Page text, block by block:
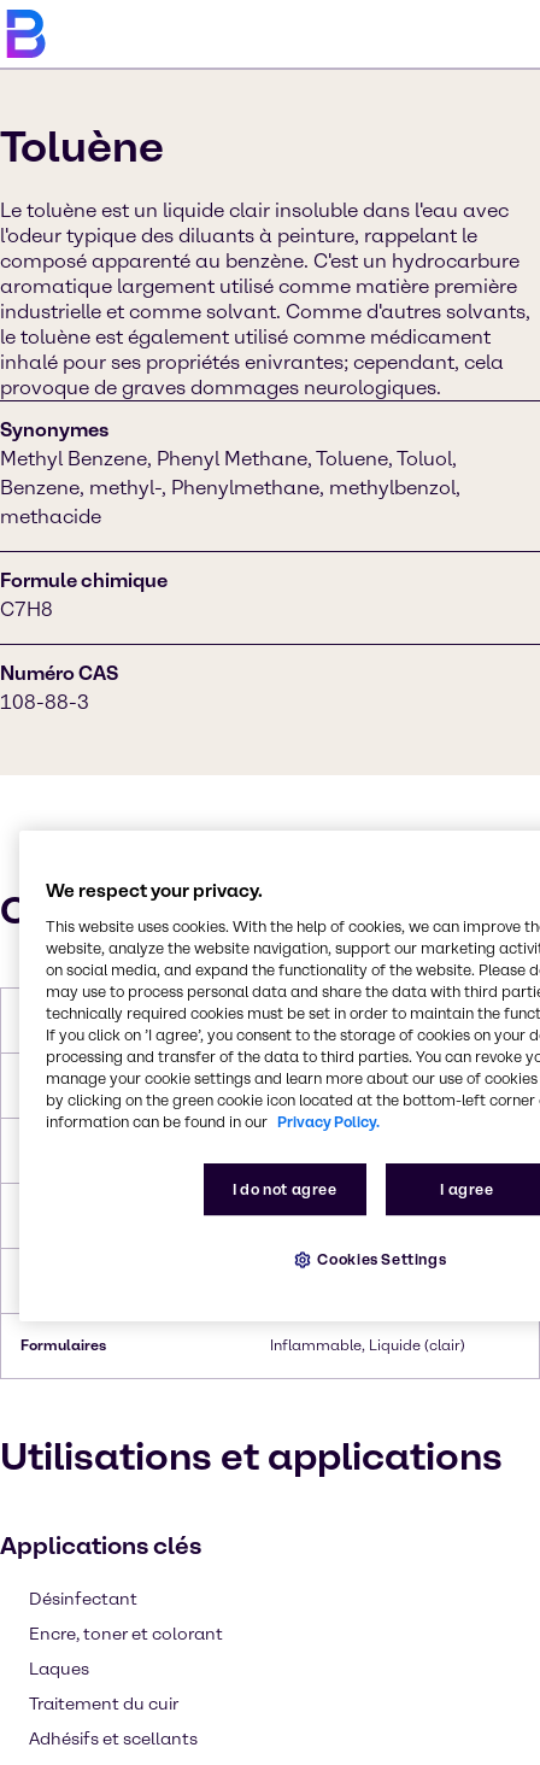
Toluène
Le toluène est un liquide clair insoluble dans l'eau avec
l'odeur typique des diluants à peinture, rappelant le
composé apparenté au benzène. C'est un hydrocarbure
aromatique largement utilisé comme matière première
industrielle et comme solvant. Comme d'autres solvants,
le toluène est également utilisé comme médicament
inhalé pour ses propriétés enivrantes; cependant, cela
provoque de graves dommages neurologiques.
Synonymes
Methyl Benzene, Phenyl Methane, Toluene, Toluol,
Benzene, methyl-, Phenylmethane, methylbenzol,
methacide
Formule chimique
C7H8
Numéro CAS
108-88-3
Caractéristiques
Poids molaire 92.14 g/mol
Point de fusion -95.0°C
3.9°C
Formulaires Inflammable, Liquide (clair)
Utilisations et applications
Applications clés
Désinfectant
Encre, toner et colorant
Laques
Traitement du cuir
Adhésifs et scellants
We respect your privacy.
This website uses cookies. With the help of cookies, we can improve
website, analyze the website navigation, support our marketing
on social media, and expand the functionality of the website. Please
may use to process personal data and share the data with third
technically required cookies must be set in order to maintain the
If you click on ’I agree’, you consent to the storage of cookies on your
processing and transfer of the data to third parties. You can revoke
manage your cookie settings and learn more about our use of cookies
by clicking on the green cookie icon located at the bottom-left corner
information can be found in our Privacy Policy.
I do not agree I agree
Cookies Settings